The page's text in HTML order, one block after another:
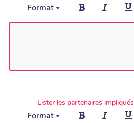
Format
Lister les partenaires impliqués
Format